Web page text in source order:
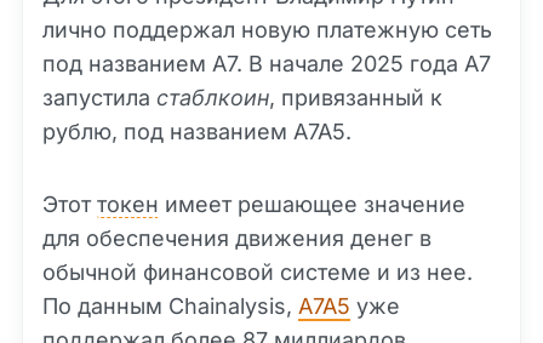
лично поддержал новую платежную сеть
под названием A7. В начале 2025 года A7
запустила стаблкоин, привязанный к
рублю, под названием A7A5.
Этоттокен имеет решающее значение
для обеспечения движения денег в
обычной финансовой системе и из нее.
По данным Chainalysis, A7A5 уже